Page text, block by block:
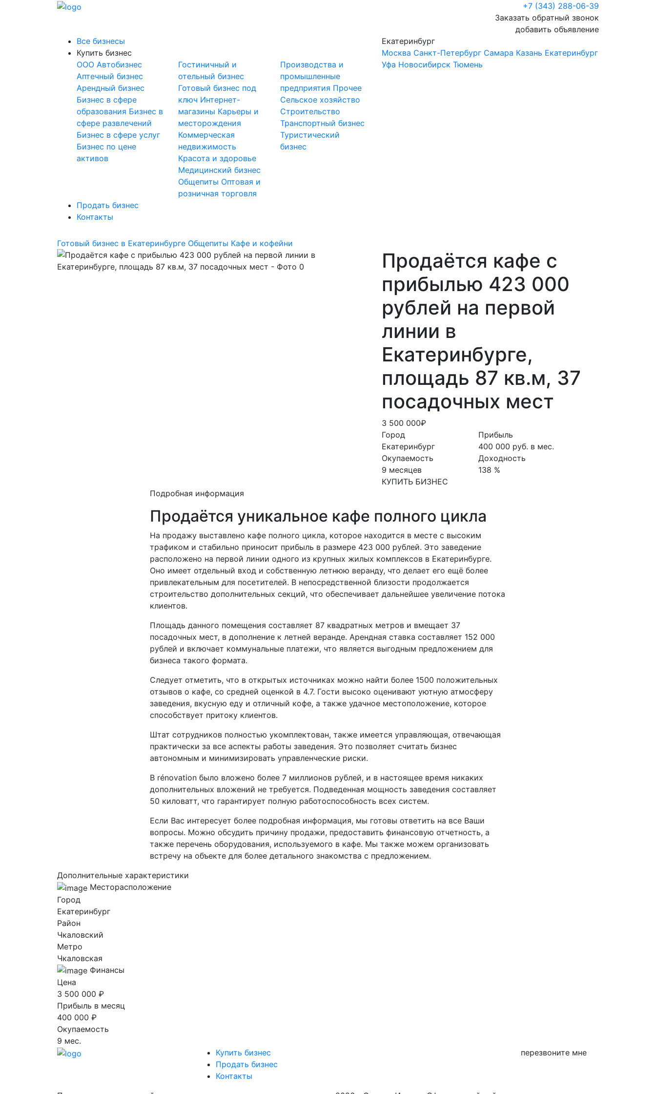
+7 (343) 288-06-39
Заказать обратный звонок
добавить объявление
Все бизнесы
Купить бизнес
OOO Автобизнес
Аптечный бизнес
Арендный бизнес
Бизнес в сфере
образования Бизнес в
сфере развлечений
Бизнес в сфере услуг
Бизнес по цене
активов
Гостиничный и
отельный бизнес
Готовый бизнес под
ключ Интернет-
магазины Карьеры и
месторождения
Коммерческая
недвижимость
Красота и здоровье
Медицинский бизнес
Общепиты Оптовая и
розничная торговля
Производства и
промышленные
предприятия Прочее
Сельское хозяйство
Строительство
Транспортный бизнес
Туристический
бизнес
Продать бизнес
Контакты
Екатеринбург
Москва Санкт-Петербург Самара Казань Екатеринбург
Уфа Новосибирск Тюмень
Готовый бизнес в Екатеринбурге Общепиты Кафе и кофейни
Продаётся кафе с
прибылью 423 000
рублей на первой
линии в
Екатеринбурге,
площадь 87 кв.м, 37
посадочных мест
3 500 000₽
Город
Екатеринбург
Окупаемость
9 месяцев
КУПИТЬ БИЗНЕС
Прибыль
400 000 руб. в мес.
Доходность
138 %
Подробная информация
Продаётся уникальное кафе полного цикла
На продажу выставлено кафе полного цикла, которое находится в месте с высоким
трафиком и стабильно приносит прибыль в размере 423 000 рублей. Это заведение
расположено на первой линии одного из крупных жилых комплексов в Екатеринбурге.
Оно имеет отдельный вход и собственную летнюю веранду, что делает его ещё более
привлекательным для посетителей. В непосредственной близости продолжается
строительство дополнительных секций, что обеспечивает дальнейшее увеличение потока
клиентов.
Площадь данного помещения составляет 87 квадратных метров и вмещает 37
посадочных мест, в дополнение к летней веранде. Арендная ставка составляет 152 000
рублей и включает коммунальные платежи, что является выгодным предложением для
бизнеса такого формата.
Следует отметить, что в открытых источниках можно найти более 1500 положительных
отзывов о кафе, со средней оценкой в 4.7. Гости высоко оценивают уютную атмосферу
заведения, вкусную еду и отличный кофе, а также удачное местоположение, которое
способствует притоку клиентов.
Штат сотрудников полностью укомплектован, также имеется управляющая, отвечающая
практически за все аспекты работы заведения. Это позволяет считать бизнес
автономным и минимизировать управленческие риски.
В rénovation было вложено более 7 миллионов рублей, и в настоящее время никаких
дополнительных вложений не требуется. Подведенная мощность заведения составляет
50 киловатт, что гарантирует полную работоспособность всех систем.
Если Вас интересует более подробная информация, мы готовы ответить на все Ваши
вопросы. Можно обсудить причину продажи, предоставить финансовую отчетность, а
также перечень оборудования, используемого в кафе. Мы также можем организовать
встречу на объекте для более детального знакомства с предложением.
Дополнительные характеристики
Месторасположение
Город
Екатеринбург
Район
Чкаловский
Метро
Чкаловская
Финансы
Цена
3 500 000 ₽
Прибыль в месяц
400 000 ₽
Окупаемость
9 мес.
Купить бизнес
Продать бизнес
Контакты
перезвоните мне